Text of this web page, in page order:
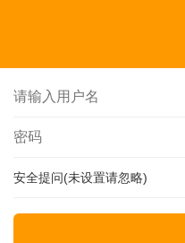
安全提问(未设置请忽略)